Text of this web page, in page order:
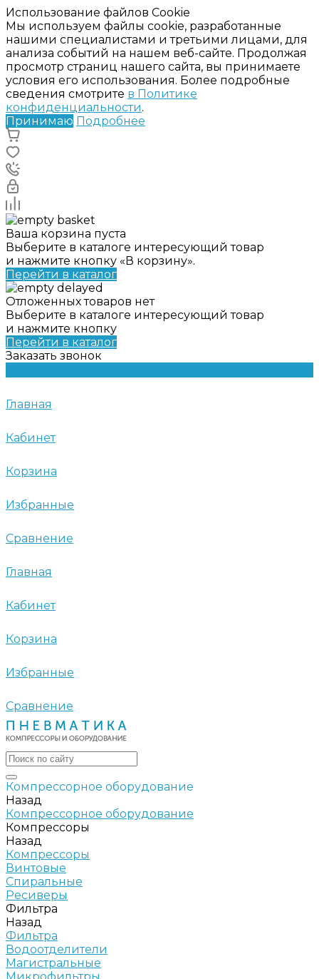
Использование файлов Cookie
Мы используем файлы cookie, разработанные
нашими специалистами и третьими лицами, для
анализа событий на нашем веб-сайте. Продолжая
просмотр страниц нашего сайта, вы принимаете
условия его использования. Более подробные
сведения смотрите в Политике
конфиденциальности.
Принимаю Подробнее
Ваша корзина пуста
Выберите в каталоге интересующий товар
и нажмите кнопку «В корзину».
Перейти в каталог
Отложенных товаров нет
Выберите в каталоге интересующий товар
и нажмите кнопку
Перейти в каталог
Заказать звонок
Главная
Кабинет
Корзина
Избранные
Сравнение
Главная
Кабинет
Корзина
Избранные
Сравнение
Компрессорное оборудование
Назад
Компрессорное оборудование
Компрессоры
Назад
Компрессоры
Винтовые
Спиральные
Ресиверы
Фильтра
Назад
Фильтра
Водоотделители
Магистральные